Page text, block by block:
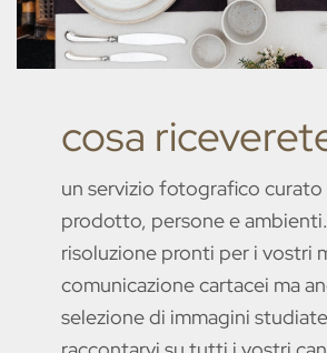
cosa
un servizio fotografico curato
prodotto, persone e
risoluzione pronti per i vostri
comunicazione cartacei ma
selezione di immagini